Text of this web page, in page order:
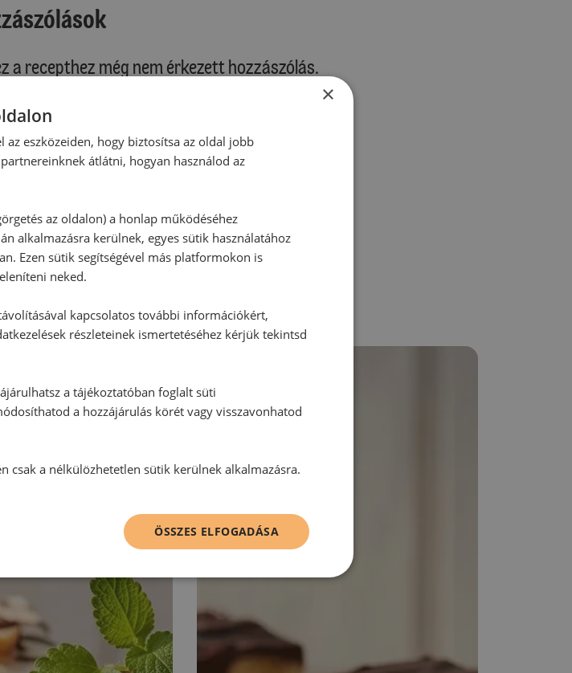
a recepthez még nem érkezett hozzászólás.
írása
×
eszközeiden, hogy biztosítsa az oldal jobb
átlátni, hogyan használod az
az oldalon) a honlap működéséhez
alkalmazásra kerülnek, egyes sütik használatához
Ezen sütik segítségével más platformokon is
neked.
kapcsolatos további információkért,
részleteinek ismertetéséhez kérjük tekintsd
a tájékoztatóban foglalt süti
a hozzájárulás körét vagy visszavonhatod
csak a nélkülözhetetlen sütik kerülnek alkalmazásra.
ÖSSZES ELFOGADÁSA